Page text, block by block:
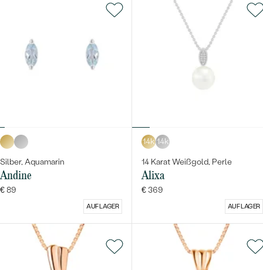
Silber, Aquamarin
Andine
€ 89
AUF LAGER
14k 14k
14 Karat Weißgold, Perle
Alixa
€ 369
AUF LAGER